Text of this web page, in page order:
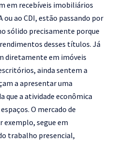
em recebíveis imobiliários
ou ao CDI, estão passando por
sólido precisamente porque
desses títulos. Já
diretamente em imóveis
ainda sentem a
a apresentar uma
que a atividade econômica
O mercado de
exemplo, segue em
trabalho presencial,